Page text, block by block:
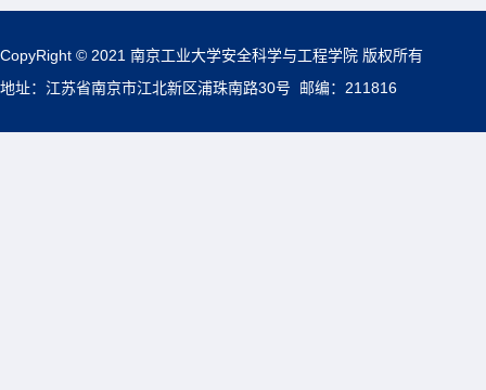
CopyRight © 2021 南京工业大学安全科学与工程学院 版权所有
地址：江苏省南京市江北新区浦珠南路30号 邮编：211816